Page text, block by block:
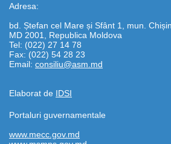
Adresa:
bd. Ștefan cel Mare și Sfânt 1, mun.
MD 2001, Republica Moldova
Tel: (022) 27 14 78
Fax: (022) 54 28 23
Email: consiliu@asm.md
Elaborat de IDSI
Portaluri guvernamentale
www.mecc.gov.md